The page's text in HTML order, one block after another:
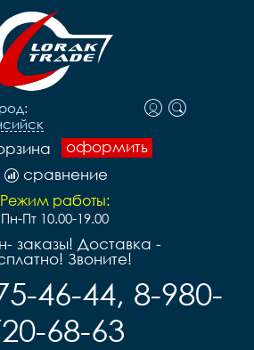
оформить
сравнение
Режим работы:
Пн-Пт 10.00-19.00
заказы! Доставка -
Звоните!
46-44, 8-980-
68-63